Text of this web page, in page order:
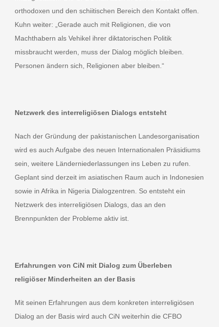
orthodoxen und den schiitischen Bereich den Kontakt offen.
Kuhn weiter: „Gerade auch mit Religionen, die von
Machthabern als Vehikel ihrer diktatorischen Politik
missbraucht werden, muss der Dialog möglich bleiben.
Personen ändern sich, Religionen aber bleiben.“
Netzwerk des interreligiösen Dialogs entsteht
Nach der Gründung der pakistanischen Landesorganisation
wird es auch Aufgabe des neuen Internationalen Präsidiums
sein, weitere Länderniederlassungen ins Leben zu rufen.
Geplant sind derzeit im asiatischen Raum auch in Indonesien
sowie in Afrika in Nigeria Dialogzentren. So entsteht ein
Netzwerk des interreligiösen Dialogs, das an den
Brennpunkten der Probleme aktiv ist.
Erfahrungen von CiN mit Dialog zum Überleben
religiöser Minderheiten an der Basis
Mit seinen Erfahrungen aus dem konkreten interreligiösen
Dialog an der Basis wird auch CiN weiterhin die CFBO